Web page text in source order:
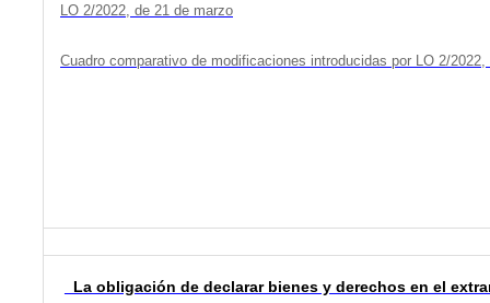
LO 2/2022, de 21 de marzo
Cuadro comparativo de modificaciones introducidas por LO 2/
La obligación de declarar bienes y derechos en el